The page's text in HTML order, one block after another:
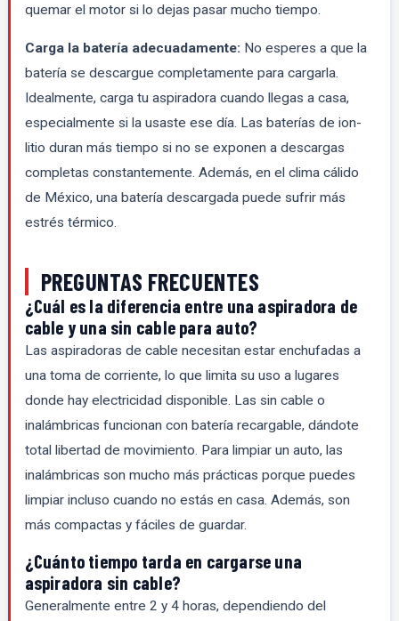
quemar el motor si lo dejas pasar mucho tiempo.
Carga la batería adecuadamente: No esperes a que la
batería se descargue completamente para cargarla.
Idealmente, carga tu aspiradora cuando llegas a casa,
especialmente si la usaste ese día. Las baterías de ion-
litio duran más tiempo si no se exponen a descargas
completas constantemente. Además, en el clima cálido
de México, una batería descargada puede sufrir más
estrés térmico.
PREGUNTAS FRECUENTES
¿Cuál es la diferencia entre una aspiradora de
cable y una sin cable para auto?
Las aspiradoras de cable necesitan estar enchufadas a
una toma de corriente, lo que limita su uso a lugares
donde hay electricidad disponible. Las sin cable o
inalámbricas funcionan con batería recargable, dándote
total libertad de movimiento. Para limpiar un auto, las
inalámbricas son mucho más prácticas porque puedes
limpiar incluso cuando no estás en casa. Además, son
más compactas y fáciles de guardar.
¿Cuánto tiempo tarda en cargarse una
aspiradora sin cable?
Generalmente entre 2 y 4 horas, dependiendo del